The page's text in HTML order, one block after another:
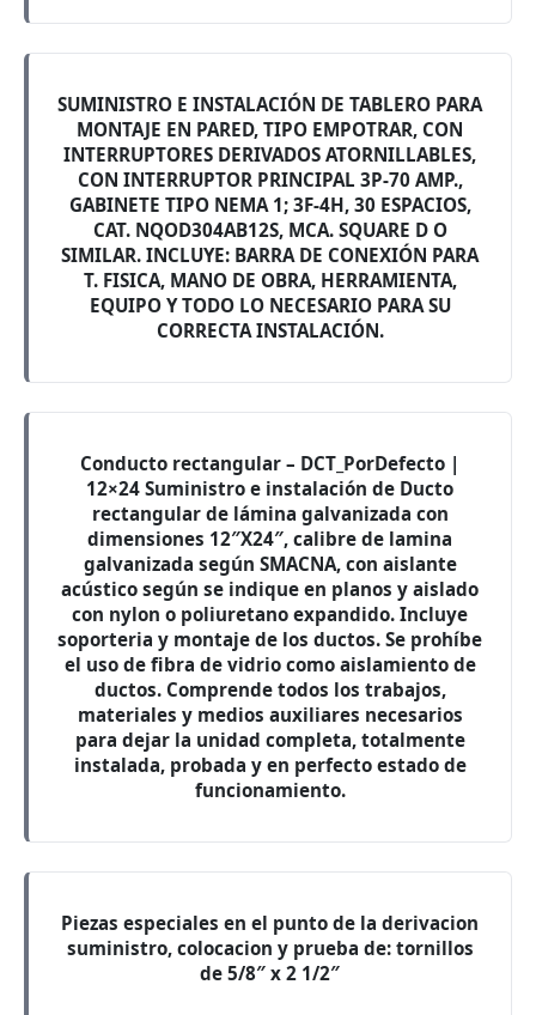
SUMINISTRO E INSTALACIÓN DE TABLERO PARA
MONTAJE EN PARED, TIPO EMPOTRAR, CON
INTERRUPTORES DERIVADOS ATORNILLABLES,
CON INTERRUPTOR PRINCIPAL 3P-70 AMP.,
GABINETE TIPO NEMA 1; 3F-4H, 30 ESPACIOS,
CAT. NQOD304AB12S, MCA. SQUARE D O
SIMILAR. INCLUYE: BARRA DE CONEXIÓN PARA
T. FISICA, MANO DE OBRA, HERRAMIENTA,
EQUIPO Y TODO LO NECESARIO PARA SU
CORRECTA INSTALACIÓN.
Conducto rectangular – DCT_PorDefecto |
12×24 Suministro e instalación de Ducto
rectangular de lámina galvanizada con
dimensiones 12″X24″, calibre de lamina
galvanizada según SMACNA, con aislante
acústico según se indique en planos y aislado
con nylon o poliuretano expandido. Incluye
soporteria y montaje de los ductos. Se prohíbe
el uso de fibra de vidrio como aislamiento de
ductos. Comprende todos los trabajos,
materiales y medios auxiliares necesarios
para dejar la unidad completa, totalmente
instalada, probada y en perfecto estado de
funcionamiento.
Piezas especiales en el punto de la derivacion
suministro, colocacion y prueba de: tornillos
de 5/8″ x 2 1/2″